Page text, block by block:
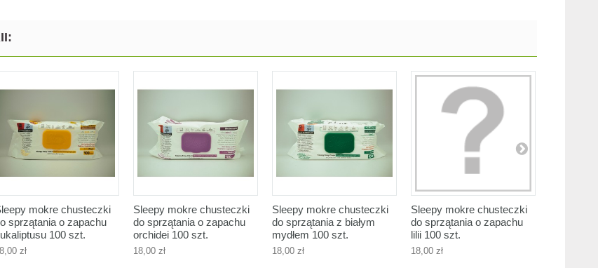
mokre chusteczki
sprzątania o zapachu
100 szt.
zł
Sleepy mokre chusteczki
do sprzątania o zapachu
orchidei 100 szt.
18,00 zł
Sleepy mokre chusteczki
do sprzątania z białym
mydłem 100 szt.
18,00 zł
Sleepy mokre chusteczki
do sprzątania o zapachu
lilii 100 szt.
18,00 zł